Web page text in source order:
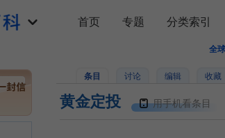
全
条目 讨论 编辑 收藏
黄金定投 用手机看条目
首页 专题 分类索引